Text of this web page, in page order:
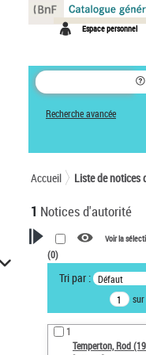
Espace personnel
Recherche avancée
Accueil Liste de notices
1 Notices d'autorité
VOTRE RECHERCHE
Recherche avancée
notices d’autorité
Œuvres liées à l'auteur :
Temperton, Rod
Voir la
(0)
Tri par : Défaut
sur
1
Temperton, Rod
Panneau de gestion des cookies